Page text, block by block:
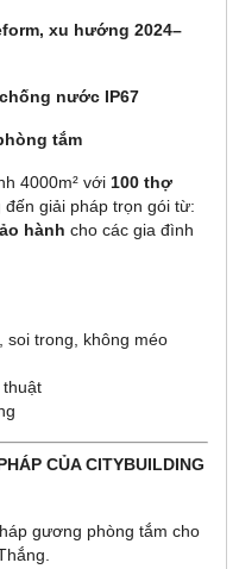
xu hướng 2024–
nước IP67
tắm
4000m² với 100 thợ
đến giải pháp trọn gói từ:
hành cho các gia đình
soi trong, không méo
CỦA CITYBUILDING
gương phòng tắm cho